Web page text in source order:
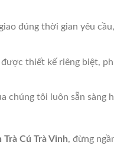
đúng thời gian yêu
thiết kế riêng biệt,
chúng tôi luôn sẵn sàng
Cú Trà Vinh, đừng